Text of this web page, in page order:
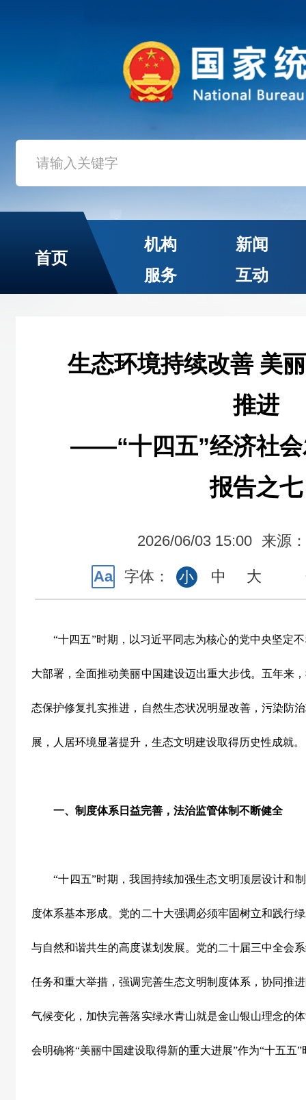
首页
机构
新闻
服务
互动
生态环境持续改善 美
推进
——“十四五”经济社会
报告之七
2026/06/03 15:00 来源
Aa 字体： 小 中 大
“十四五”时期，以习近平同志为核心的党中央坚定
大部署，全面推动美丽中国建设迈出重大步伐。五年来
态保护修复扎实推进，自然生态状况明显改善，污染防
展，人居环境显著提升，生态文明建设取得历史性成就。
一、制度体系日益完善，法治监管体制不断健全
“十四五”时期，我国持续加强生态文明顶层设计和
度体系基本形成。党的二十大强调必须牢固树立和践行
与自然和谐共生的高度谋划发展。党的二十届三中全会
任务和重大举措，强调完善生态文明制度体系，协同推
气候变化，加快完善落实绿水青山就是金山银山理念的
会明确将“美丽中国建设取得新的重大进展”作为“十五五”